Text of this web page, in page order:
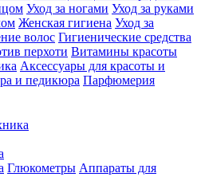
Уход за ногами Уход за руками
Женская гигиена Уход за
волос Гигиенические средства
перхоти Витамины красоты
Аксессуары для красоты и
и педикюра Парфюмерия
Глюкометры Аппараты для